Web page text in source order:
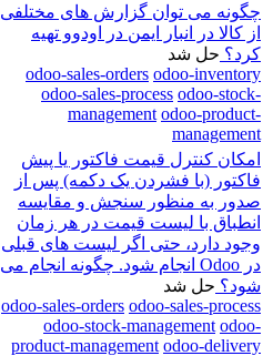
چگونه می توان گزارش های مختلفی
از کالا در انبار ایمن در اودوو تهیه
کرد؟ حل شد
odoo-sales-orders odoo-inventory
odoo-sales-process odoo-stock-
management odoo-product-
management
امکان کنترل قیمت فاکتور یا پیش
فاکتور (با فشردن یک دکمه) پس از
صدور به منظور سنجش و مقایسه
انطباق با لیست قیمت در هر زمان
وجود دارد، حتی اگر لیست های قبلی
در Odoo انجام شود. چگونه انجام می
شود؟ حل شد
odoo-sales-orders odoo-sales-process
odoo-stock-management odoo-
product-management odoo-delivery